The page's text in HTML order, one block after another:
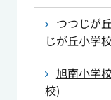
つつじが
じが丘小学
旭南小学
校)